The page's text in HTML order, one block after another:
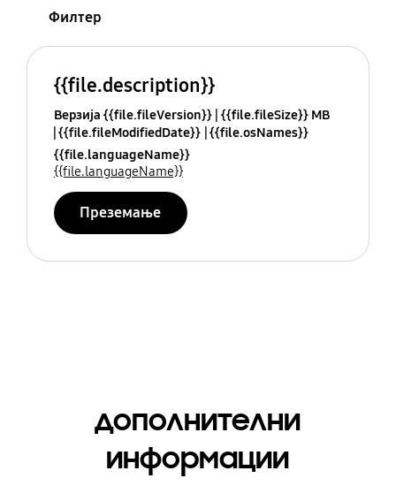
Филтер
{{file.description}}
Верзија {{file.fileVersion}} {{file.fileSize}} MB
{{file.fileModifiedDate}} {{file.osNames}}
{{file.languageName}}
{{file.languageName}}
Преземање
дополнителни
информации